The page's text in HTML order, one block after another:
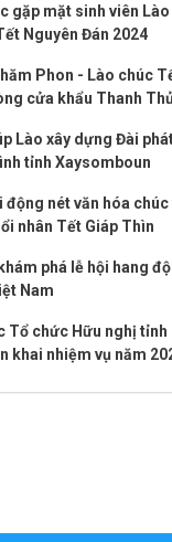
gặp mặt sinh viên Lào
Nguyên Đán 2024
Phon - Lào chúc
cửa khẩu Thanh
Lào xây dựng Đài
tỉnh Xaysomboun
động nét văn hóa
nhân Tết Giáp Thìn
phá lễ hội hang
Nam
Tổ chức Hữu nghị tỉnh
khai nhiệm vụ năm